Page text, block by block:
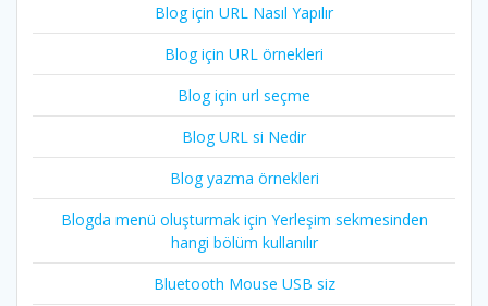
Blog için URL Nasıl Yapılır
Blog için URL örnekleri
Blog için url seçme
Blog URL si Nedir
Blog yazma örnekleri
Blogda menü oluşturmak için Yerleşim sekmesinden
hangi bölüm kullanılır
Bluetooth Mouse USB siz